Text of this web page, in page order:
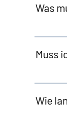
Was
Muss
Wie